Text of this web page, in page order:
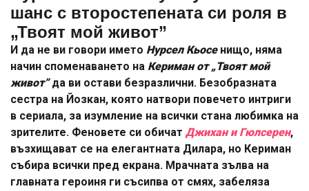
шанс с второстепената си роля в
„Твоят мой живот”
И да не ви говори името Нурсел Кьосе нищо, няма
начин споменаването на Кериман от „Твоят мой
живот” да ви остави безразлични. Безобразната
сестра на Йозкан, която натвори повечето интриги
в сериала, за изумление на всички стана любимка на
зрителите. Феновете си обичат Джихан и Гюлсерен,
възхищават се на елегантната Дилара, но Кериман
събира всички пред екрана. Мрачната зълва на
главната героиня ги съсипва от смях, забеляза